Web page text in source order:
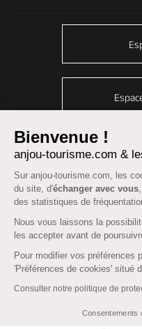
Bienvenue !
anjou-tourisme.com &
Sur anjou-tourisme.com, les
du site, d'échanger avec vous
des statistiques de
Nous vous laissons la
les accepter avant de
Pour modifier vos préférences
'Préférences de cookies' situé
Consulter notre politique de
Consentements
© Anjou tourisme 2026 -
Mentions légales
CGU Réservation-